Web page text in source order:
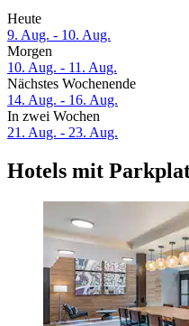
Heute
9. Aug. - 10. Aug.
Morgen
10. Aug. - 11. Aug.
Nächstes Wochenende
14. Aug. - 16. Aug.
In zwei Wochen
21. Aug. - 23. Aug.
Hotels mit